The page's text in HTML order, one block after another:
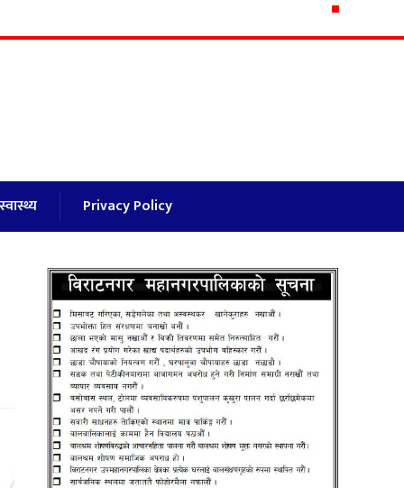
स्वास्थ्य Privacy Policy